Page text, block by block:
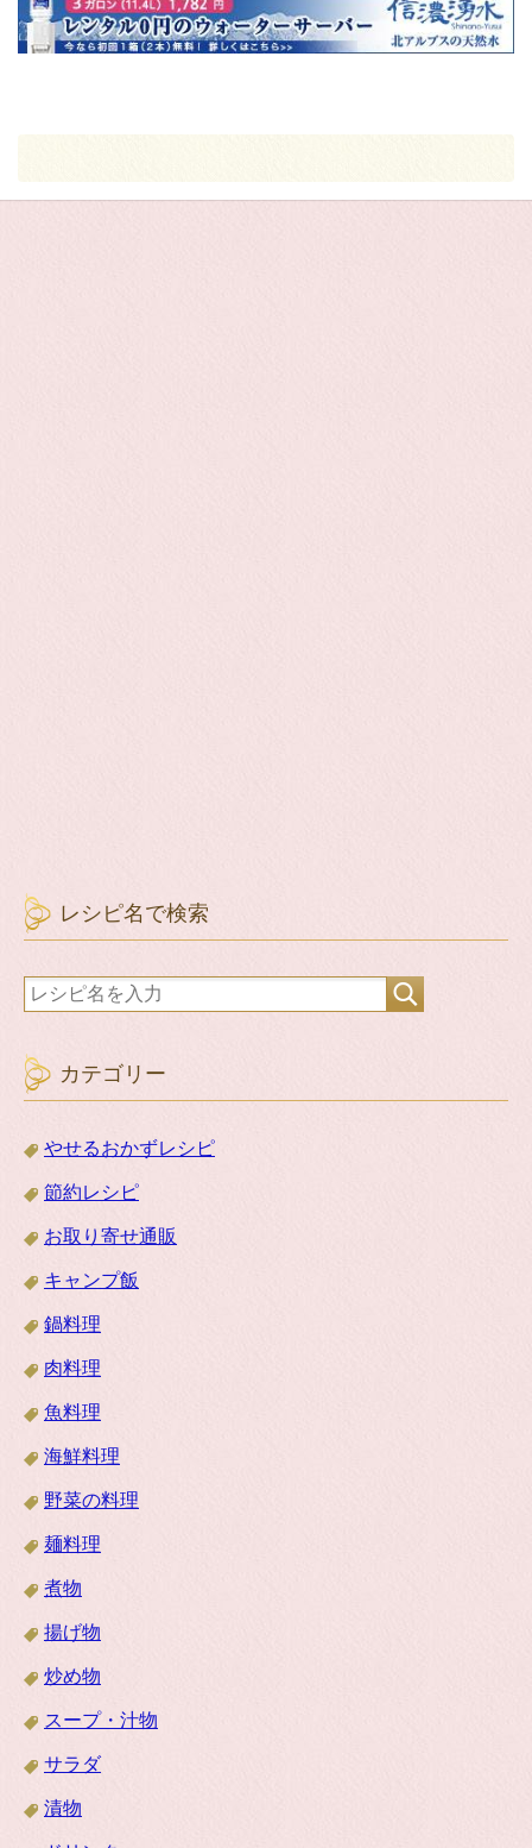
レシピ名で検索
カテゴリー
やせるおかずレシピ
節約レシピ
お取り寄せ通販
キャンプ飯
鍋料理
肉料理
魚料理
海鮮料理
野菜の料理
麺料理
煮物
揚げ物
炒め物
スープ・汁物
サラダ
漬物